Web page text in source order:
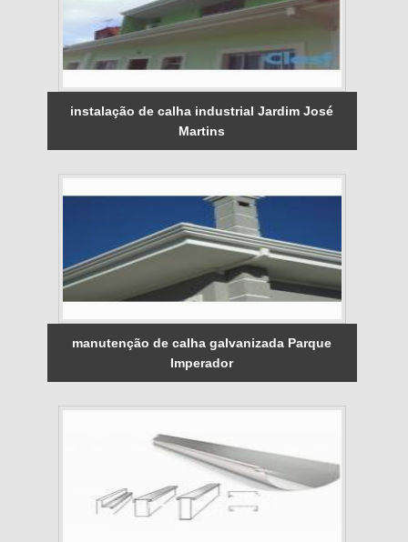
instalação de calha industrial Jardim José
Martins
manutenção de calha galvanizada Parque
Imperador